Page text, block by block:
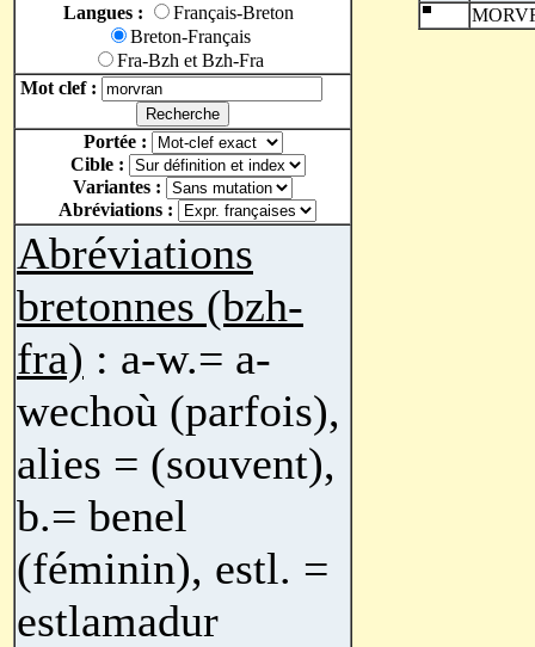
Langues :
Français-Breton
Breton-Français
Fra-Bzh et Bzh-Fra
Mot clef :
Portée :
Cible :
Variantes :
Abréviations :
Abréviations
bretonnes (bzh-
fra) : a-w.= a-
wechoù (parfois),
alies = (souvent),
b.= benel
(féminin), estl. =
estlamadur